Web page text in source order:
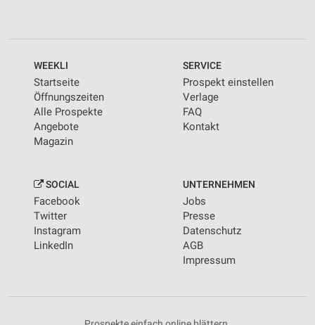
WEEKLI
Startseite
Öffnungszeiten
Alle Prospekte
Angebote
Magazin
SERVICE
Prospekt einstellen
Verlage
FAQ
Kontakt
SOCIAL
Facebook
Twitter
Instagram
LinkedIn
UNTERNEHMEN
Jobs
Presse
Datenschutz
AGB
Impressum